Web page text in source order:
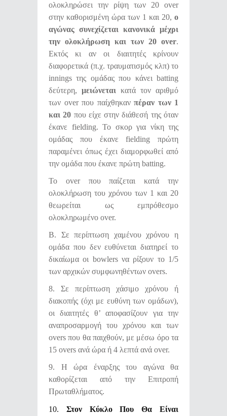
ολοκληρώσει την ρίψη των 20 over
στην καθορισμένη ώρα των 1 και 20, ο
αγώνας συνεχίζεται κανονικά μέχρι
την ολοκλήρωση και των 20 over.
Εκτός κι αν οι διαιτητές κρίνουν
διαφορετικά (π.χ. τραυματισμός κλπ) το
innings της ομάδας που κάνει batting
δεύτερη, μειώνεται κατά τον αριθμό
των over που παίχθηκαν πέραν των 1
και 20 που είχε στην διάθεσή της όταν
έκανε fielding. Το σκορ για νίκη της
ομάδας που έκανε fielding πρώτη
παραμένει όπως έχει διαμορφωθεί από
την ομάδα που έκανε πρώτη batting.
Το over που παίζεται κατά την
ολοκλήρωση του χρόνου των 1 και 20
θεωρείται ως εμπρόθεσμο
ολοκληρωμένο over.
Β. Σε περίπτωση χαμένου χρόνου η
ομάδα που δεν ευθύνεται διατηρεί το
δικαίωμα οι bowlers να ρίξουν το 1/5
των αρχικών συμφωνηθέντων οvers.
8. Σε περίπτωση χάσιμο χρόνου ή
διακοπής (όχι με ευθύνη των ομάδων),
οι διαιτητές θ’ αποφασίζουν για την
αναπροσαρμογή του χρόνου και των
overs που θα παιχθούν, με μέσω όρο τα
15 overs ανά ώρα ή 4 λεπτά ανά over.
9. Η ώρα έναρξης του αγώνα θα
καθορίζεται από την Επιτροπή
Πρωταθλήματος.
10. Στον Κύκλο Που Θα Είναι